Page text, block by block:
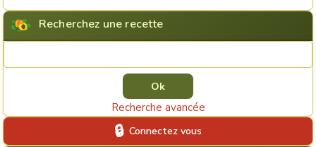
Recherchez une recette
Recherche avancée
Connectez vous